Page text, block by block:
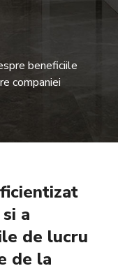
beneficiile
companiei
a
de lucru
de la